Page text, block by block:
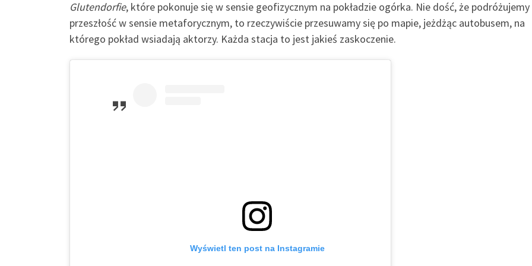
Glutendorfie, które pokonuje się w sensie geofizycznym na pokładzie ogórka. Nie dość, że
przeszłość w sensie metaforycznym, to rzeczywiście przesuwamy się po mapie, jeżdżąc autobusem, na
którego pokład wsiadają aktorzy. Każda stacja to jest jakieś zaskoczenie.
Wyświetl ten post na Instagramie